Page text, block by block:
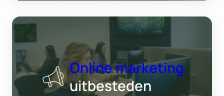
Online marketing
uitbesteden